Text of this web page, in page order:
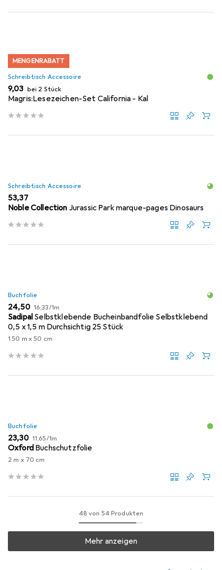
MENGENRABATT
Schreibtisch Accessoire
EUR
9,03 bei 2 Stück
Magris:Lesezeichen-Set California - Kal
Schreibtisch Accessoire
EUR
53,37
Noble Collection Jurassic Park marque-pages Dinosaurs
Buchfolie
EUR
24,50 EUR
16,33/1m
Sadipal Selbstklebende Bucheinbandfolie Selbstklebend
0,5 x 1,5 m Durchsichtig 25 Stück
1.50 m x 50 cm
Buchfolie
EUR
23,30 EUR
11,65/1m
Oxford Buchschutzfolie
2 m x 70 cm
48 von 54 Produkten
Mehr anzeigen